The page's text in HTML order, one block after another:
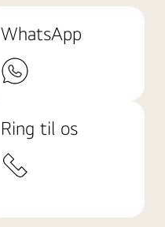
WhatsApp
Ring til os